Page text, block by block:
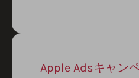
Apple Adsキャン